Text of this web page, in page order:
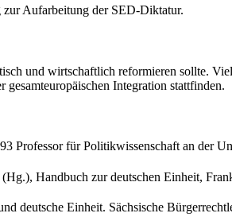
zur Aufarbeitung der SED-Diktatur.
und wirtschaftlich reformieren sollte.
Integration stattfinden.
Professor für Politikwissenschaft an der
Handbuch zur deutschen Einheit,
deutsche Einheit. Sächsische